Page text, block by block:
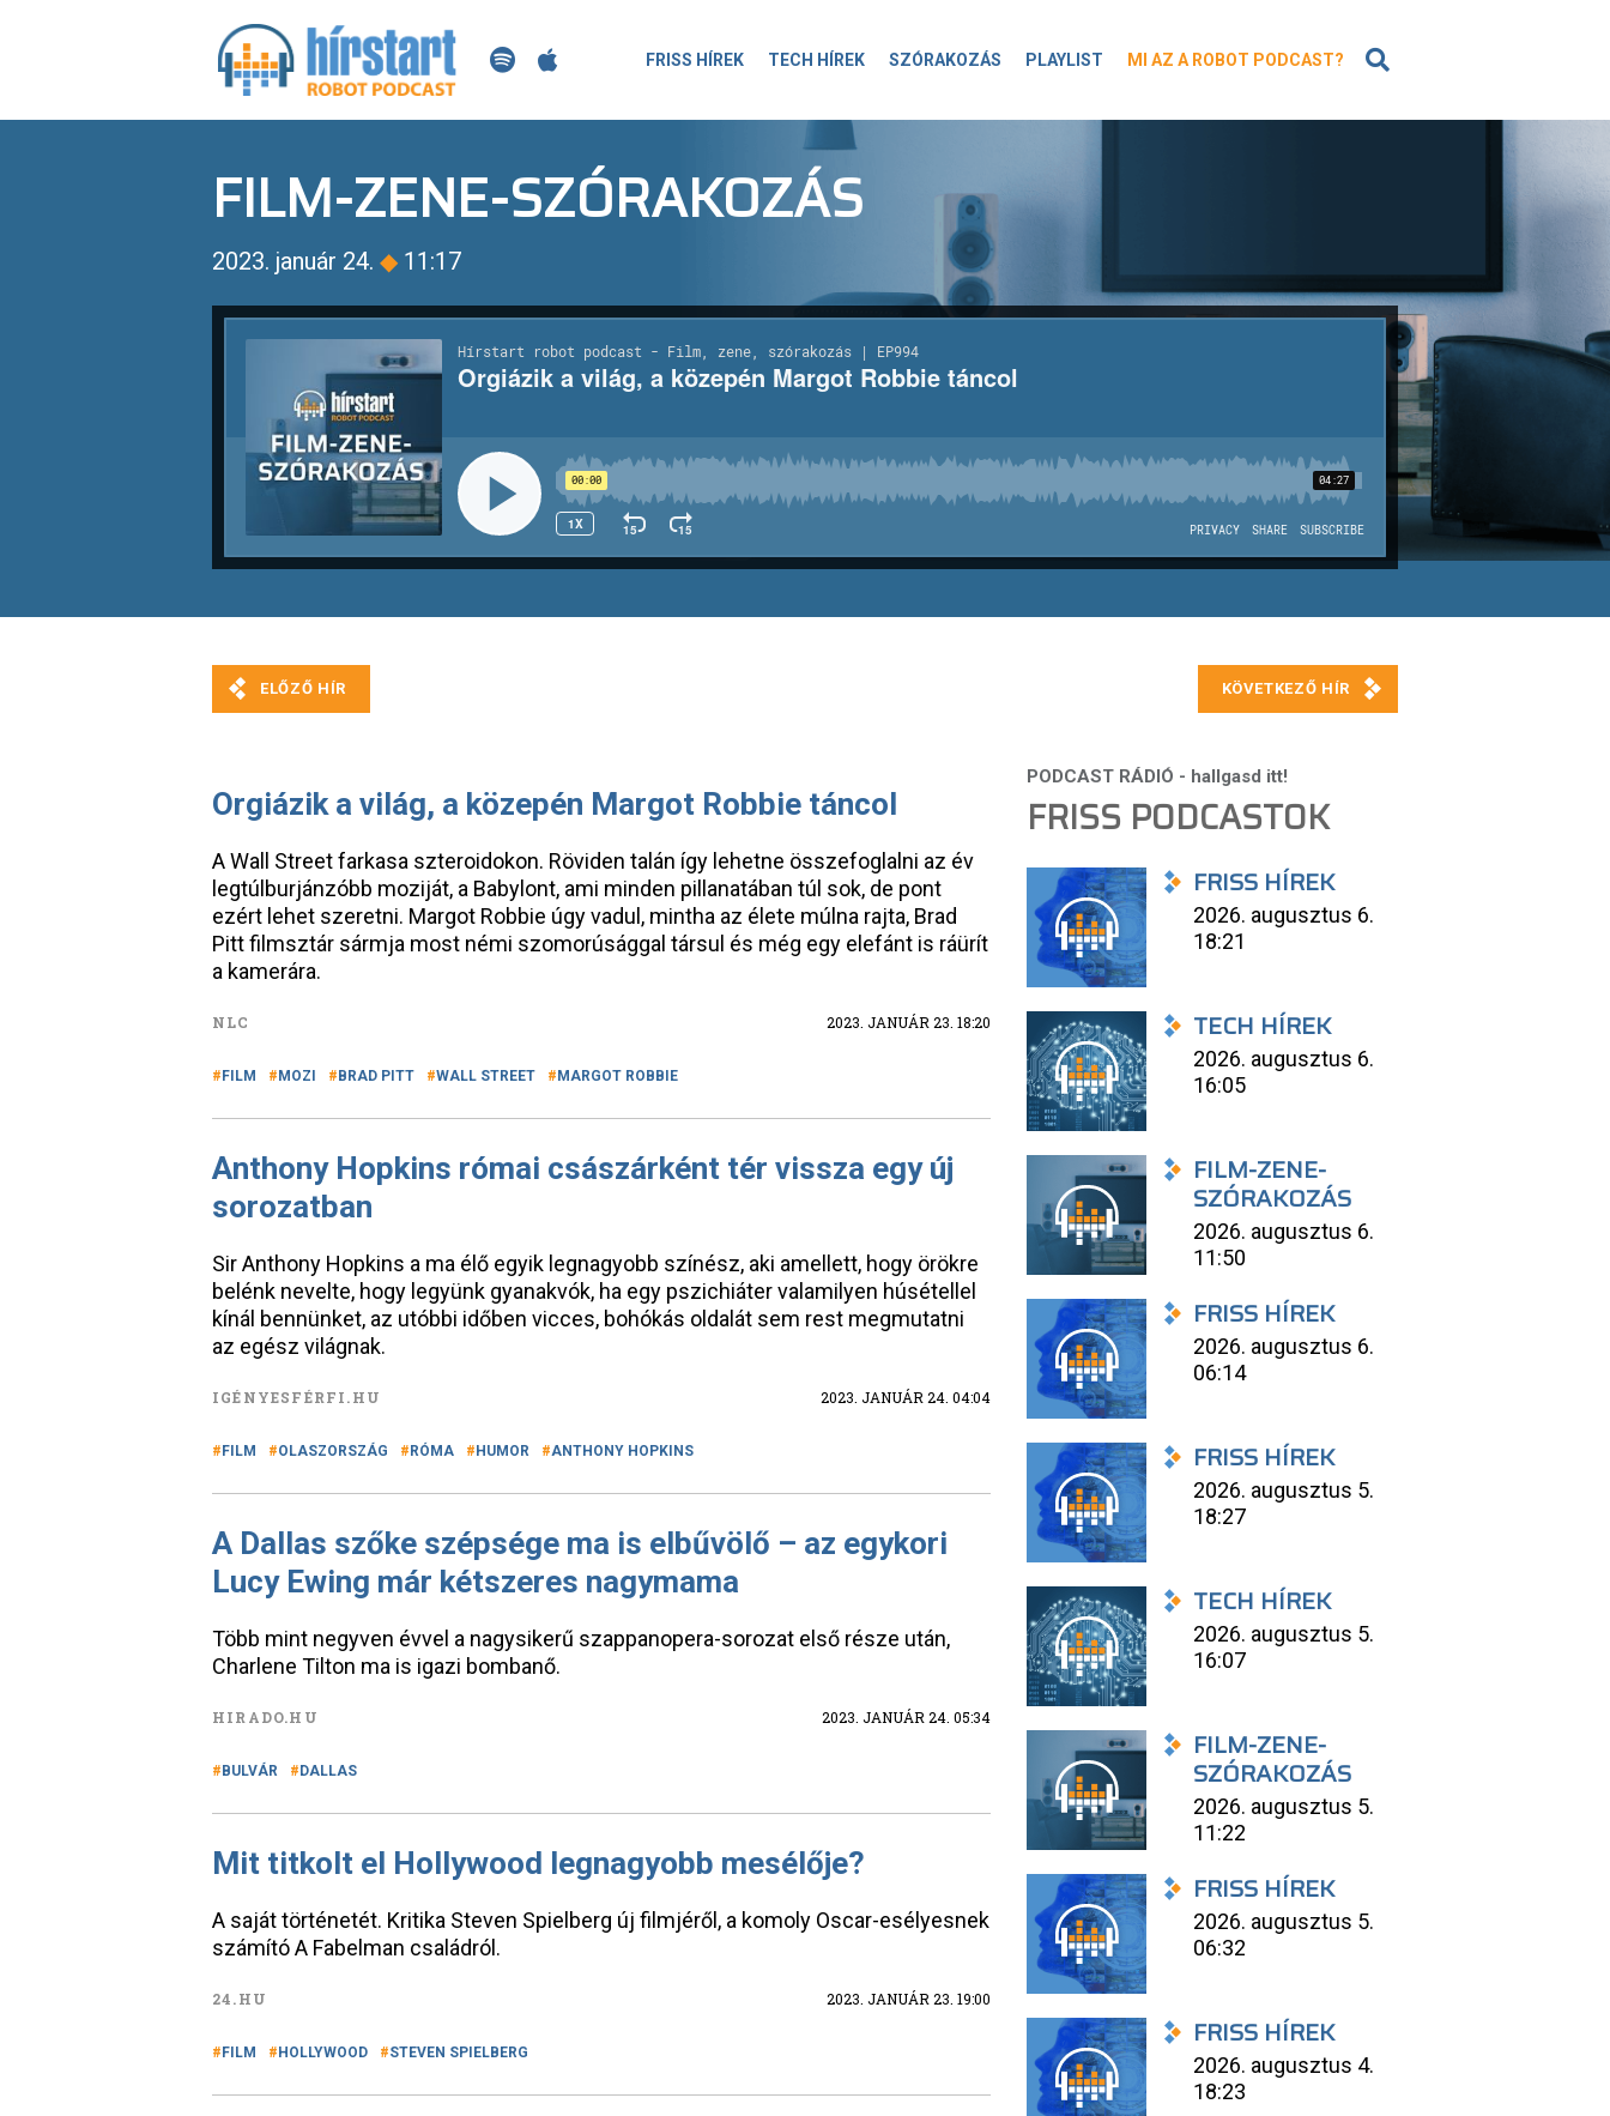
FRISS HÍREK TECH HÍREK SZÓRAKOZÁS PLAYLIST MI AZ A ROBOT PODCAST?
FILM-ZENE-SZÓRAKOZÁS
2023. január 24. ◆ 11:17
Orgiázik a világ, a közepén Margot Robbie táncol
A Wall Street farkasa szteroidokon. Röviden talán így lehetne összefoglalni az év
legtúlburjánzóbb moziját, a Babylont, ami minden pillanatában túl sok, de pont
ezért lehet szeretni. Margot Robbie úgy vadul, mintha az élete múlna rajta, Brad
Pitt filmsztár sármja most némi szomorúsággal társul és még egy elefánt is ráürít
a kamerára.
NLC 2023. JANUÁR 23. 18:20
FILM MOZI BRAD PITT WALL STREET MARGOT ROBBIE
Anthony Hopkins római császárként tér vissza egy új
sorozatban
Sir Anthony Hopkins a ma élő egyik legnagyobb színész, aki amellett, hogy örökre
belénk nevelte, hogy legyünk gyanakvók, ha egy pszichiáter valamilyen húsétellel
kínál bennünket, az utóbbi időben vicces, bohókás oldalát sem rest megmutatni
az egész világnak.
IGÉNYESFÉRFI.HU 2023. JANUÁR 24. 04:04
FILM OLASZORSZÁG RÓMA HUMOR ANTHONY HOPKINS
A Dallas szőke szépsége ma is elbűvölő – az egykori
Lucy Ewing már kétszeres nagymama
Több mint negyven évvel a nagysikerű szappanopera-sorozat első része után,
Charlene Tilton ma is igazi bombanő.
HIRADO.HU 2023. JANUÁR 24. 05:34
BULVÁR DALLAS
Mit titkolt el Hollywood legnagyobb mesélője?
A saját történetét. Kritika Steven Spielberg új filmjéről, a komoly Oscar-esélyesnek
számító A Fabelman családról.
24.HU 2023. JANUÁR 23. 19:00
FILM HOLLYWOOD STEVEN SPIELBERG
FRISS PODCASTOK
FRISS HÍREK
2026. augusztus 6.
18:21
TECH HÍREK
2026. augusztus 6.
16:05
FILM-ZENE-
SZÓRAKOZÁS
2026. augusztus 6.
11:50
FRISS HÍREK
2026. augusztus 6.
06:14
FRISS HÍREK
2026. augusztus 5.
18:27
TECH HÍREK
2026. augusztus 5.
16:07
FILM-ZENE-
SZÓRAKOZÁS
2026. augusztus 5.
11:22
FRISS HÍREK
2026. augusztus 5.
06:32
FRISS HÍREK
2026. augusztus 4.
18:23